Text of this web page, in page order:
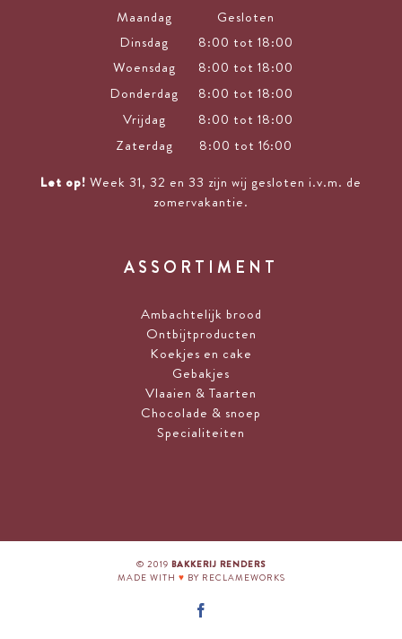
Maandag
Gesloten
Dinsdag
8:00 tot 18:00
Woensdag
8:00 tot 18:00
Donderdag
8:00 tot 18:00
Vrijdag
8:00 tot 18:00
Zaterdag
8:00 tot 16:00
Let op! Week 31, 32 en 33 zijn wij gesloten i.v.m. de
zomervakantie.
ASSORTIMENT
Ambachtelijk brood
Ontbijtproducten
Koekjes en cake
Gebakjes
Vlaaien & Taarten
Chocolade & snoep
Specialiteiten
© 2019 BAKKERIJ RENDERS
MADE WITH ♥ BY RECLAMEWORKS